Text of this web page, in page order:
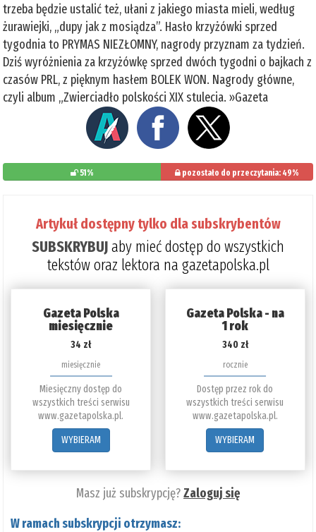
trzeba będzie ustalić też, ułani z jakiego miasta mieli, według
żurawiejki, „dupy jak z mosiądza”. Hasło krzyżówki sprzed
tygodnia to PRYMAS NIEZŁOMNY, nagrody przyznam za tydzień.
Dziś wyróżnienia za krzyżówkę sprzed dwóch tygodni o bajkach z
czasów PRL, z pięknym hasłem BOLEK WON. Nagrody główne,
czyli album „Zwierciadło polskości XIX stulecia. »Gazeta
51% pozostało do przeczytania: 49%
Artykuł dostępny tylko dla subskrybentów
SUBSKRYBUJaby mieć dostęp do wszystkich
tekstów oraz lektora na gazetapolska.pl
Gazeta Polska
miesięcznie
34 zł
miesięcznie
Miesięczny dostęp do
wszystkich treści serwisu
www.gazetapolska.pl.
WYBIERAM
Gazeta Polska - na
1 rok
340 zł
rocznie
Dostęp przez rok do
wszystkich treści serwisu
www.gazetapolska.pl.
WYBIERAM
Masz już subskrypcję?Zaloguj się
W ramach subskrypcji otrzymasz: